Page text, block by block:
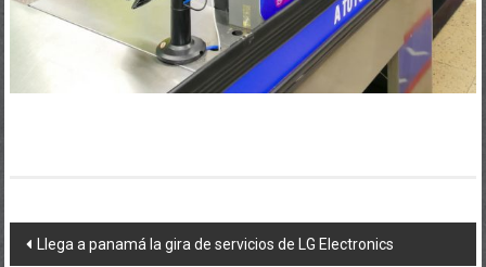
Navegación
Llega a panamá la gira de servicios de LG Electronics